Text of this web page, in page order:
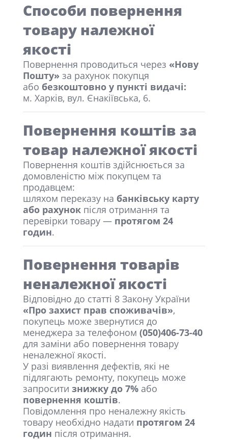
Способи повернення
товару належної
якості
Повернення проводиться через «Нову
Пошту» за рахунок покупця
або безкоштовно у пункті видачі:
м. Харків, вул. Єнакіївська, 6.
Повернення коштів за
товар належної якості
Повернення коштів здійснюється за
домовленістю між покупцем та
продавцем:
шляхом переказу на банківську карту
або рахунок після отримання та
перевірки товару — протягом 24
годин.
Повернення товарів
неналежної якості
Відповідно до статті 8 Закону України
«Про захист прав споживачів»,
покупець може звернутися до
менеджера за телефоном (050)406-73-40
для заміни або повернення товару
неналежної якості.
У разі виявлення дефектів, які не
підлягають ремонту, покупець може
запросити знижку до 7% або
повернення коштів.
Повідомлення про неналежну якість
товару необхідно надати протягом 24
годин після отримання.